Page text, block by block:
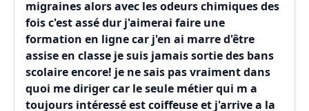
migraines alors avec les odeurs chimiques des
fois c'est assé dur j'aimerai faire une
formation en ligne car j'en ai marre d'être
assise en classe je suis jamais sortie des bans
scolaire encore! je ne sais pas vraiment dans
quoi me diriger car le seule métier qui m a
toujours intéressé est coiffeuse et j'arrive a la